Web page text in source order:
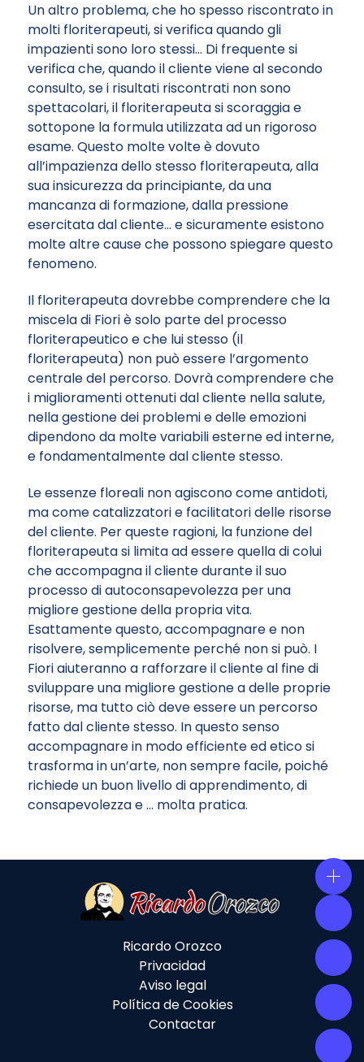
Un altro problema, che ho spesso riscontrato in
molti floriterapeuti, si verifica quando gli
impazienti sono loro stessi… Di frequente si
verifica che, quando il cliente viene al secondo
consulto, se i risultati riscontrati non sono
spettacolari, il floriterapeuta si scoraggia e
sottopone la formula utilizzata ad un rigoroso
esame. Questo molte volte è dovuto
all’impazienza dello stesso floriterapeuta, alla
sua insicurezza da principiante, da una
mancanza di formazione, dalla pressione
esercitata dal cliente… e sicuramente esistono
molte altre cause che possono spiegare questo
fenomeno.
Il floriterapeuta dovrebbe comprendere che la
miscela di Fiori è solo parte del processo
floriterapeutico e che lui stesso (il
floriterapeuta) non può essere l’argomento
centrale del percorso. Dovrà comprendere che
i miglioramenti ottenuti dal cliente nella salute,
nella gestione dei problemi e delle emozioni
dipendono da molte variabili esterne ed interne,
e fondamentalmente dal cliente stesso.
Le essenze floreali non agiscono come antidoti,
ma come catalizzatori e facilitatori delle risorse
del cliente. Per queste ragioni, la funzione del
floriterapeuta si limita ad essere quella di colui
che accompagna il cliente durante il suo
processo di autoconsapevolezza per una
migliore gestione della propria vita.
Esattamente questo, accompagnare e non
risolvere, semplicemente perché non si può. I
Fiori aiuteranno a rafforzare il cliente al fine di
sviluppare una migliore gestione a delle proprie
risorse, ma tutto ciò deve essere un percorso
fatto dal cliente stesso. In questo senso
accompagnare in modo efficiente ed etico si
trasforma in un’arte, non sempre facile, poiché
richiede un buon livello di apprendimento, di
consapevolezza e … molta pratica.
Ricardo Orozco
Privacidad
Aviso legal
Política de Cookies
Contactar